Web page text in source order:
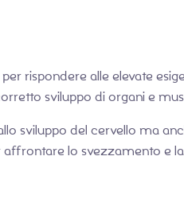
rispondere alle elevate
sviluppo di organi e
sviluppo del cervello ma
lo svezzamento e